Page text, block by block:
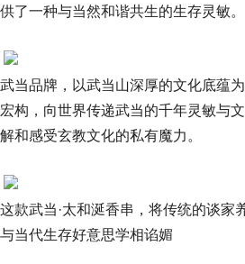
供了一种与当然和谐共生的生存灵敏。
武当品牌，以武当山深厚的文化底蕴
宏构，向世界传递武当的千年灵敏与
解和感受玄教文化的私有魔力。
这款武当·太和涎香串，将传统的谈家
与当代生存好意思学相谄媚